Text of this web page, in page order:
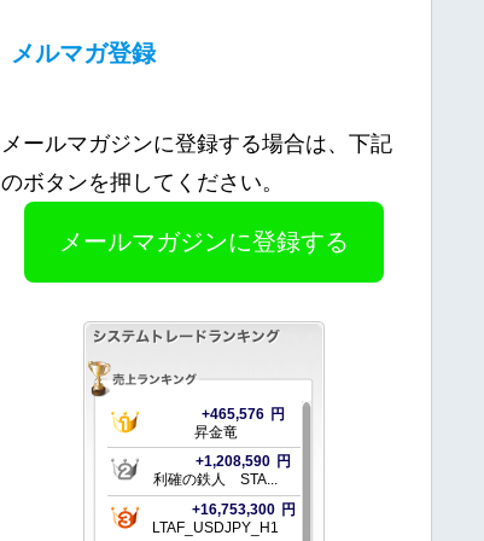
メルマガ登録
メールマガジンに登録する場合は、下記
のボタンを押してください。
メールマガジンに登録する